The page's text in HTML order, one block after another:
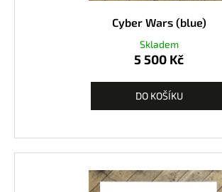
Cyber Wars (blue)
Skladem
5 500 Kč
DO KOŠÍKU